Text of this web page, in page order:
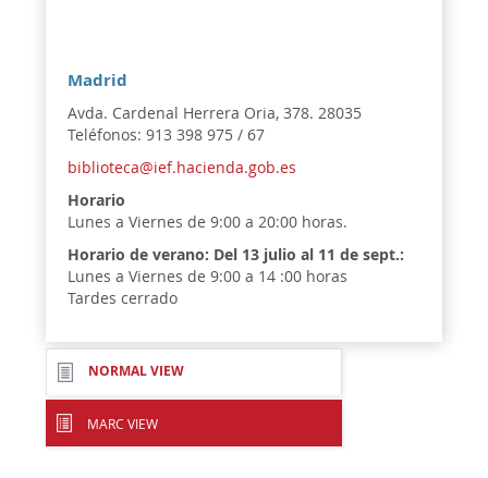
Madrid
Avda. Cardenal Herrera Oria, 378. 28035
Teléfonos: 913 398 975 / 67
biblioteca@ief.hacienda.gob.es
Horario
Lunes a Viernes de 9:00 a 20:00 horas.
Horario de verano: Del 13 julio al 11 de sept.:
Lunes a Viernes de 9:00 a 14 :00 horas
Tardes cerrado
NORMAL VIEW
MARC VIEW